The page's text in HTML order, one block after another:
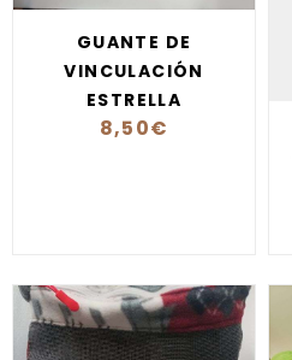
GUANTE DE
VINCULACIÓN
ESTRELLA
8,50€